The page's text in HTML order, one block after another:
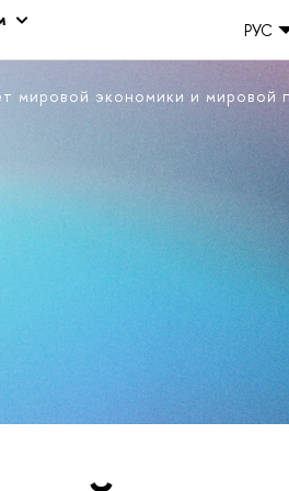
РУС
мировой экономики и мировой